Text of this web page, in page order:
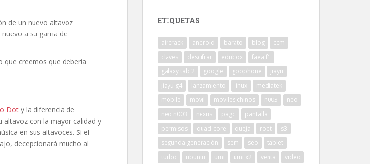
de un nuevo altavoz
a su gama de
que creemos que debería
Dot y la diferencia de
altavoz con la mayor calidad y
en sus altavoces. Si el
decepcionará mucho al
ETIQUETAS
aircrack android barato blog
ccm
claves
descifrar edubox
faea f1
galaxy tab 2
google goophone
jiayu
jiayu g4
lanzamiento linux
mediatek
mobile
movil moviles chinos n003
neo
neo n003
nexus pago
pantalla
permisos
quad-core queja root
s3
segunda generación
sem seo
tablet
turbo
ubuntu umi umi x2 venta
video